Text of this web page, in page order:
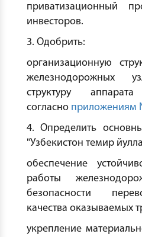
приватизационный
инвесторов.
3. Одобрить:
организационную
железнодорожных
структуру
согласно приложениям
4. Определить
"Узбекистон темир
обеспечение
работы
безопасности
качества оказываемых
укрепление